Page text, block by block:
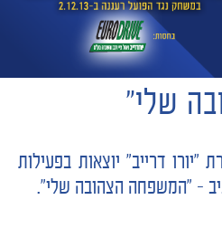
שלי"
דרייב" יוצאות בפעילות
– "המשפחה הצהובה שלי".